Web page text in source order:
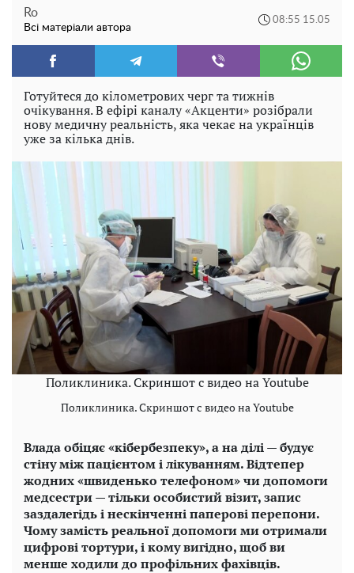
Ro
Всі матеріали автора
08:55 15.05
Готуйтеся до кілометрових черг та тижнів
очікування. В ефірі каналу «Акценти» розібрали
нову медичну реальність, яка чекає на українців
уже за кілька днів.
Поликлиника. Скриншот с видео на Youtube
Поликлиника. Скриншот с видео на Youtube
Влада обіцяє «кібербезпеку», а на ділі — будує
стіну між пацієнтом і лікуванням. Відтепер
жодних «швиденько телефоном» чи допомоги
медсестри — тільки особистий візит, запис
заздалегідь і нескінченні паперові перепони.
Чому замість реальної допомоги ми отримали
цифрові тортури, і кому вигідно, щоб ви
менше ходили до профільних фахівців.